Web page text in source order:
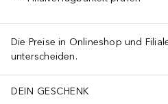
Die Preise in Onlineshop und
unterscheiden.
DEIN GESCHENK